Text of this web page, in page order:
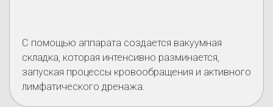
С помощью аппарата создается вакуумная
складка, которая интенсивно разминается,
запуская процессы кровообращения и активного
лимфатического дренажа.